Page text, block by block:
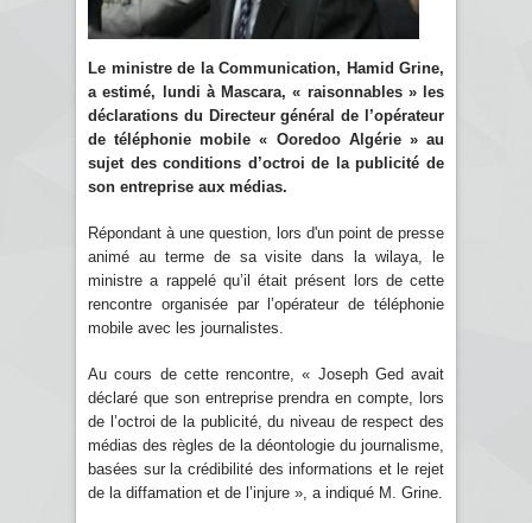
Le ministre de la Communication, Hamid Grine,
a estimé, lundi à Mascara, « raisonnables » les
déclarations du Directeur général de l’opérateur
de téléphonie mobile « Ooredoo Algérie » au
sujet des conditions d’octroi de la publicité de
son entreprise aux médias.
Répondant à une question, lors d'un point de presse
animé au terme de sa visite dans la wilaya, le
ministre a rappelé qu’il était présent lors de cette
rencontre organisée par l’opérateur de téléphonie
mobile avec les journalistes.
Au cours de cette rencontre, « Joseph Ged avait
déclaré que son entreprise prendra en compte, lors
de l’octroi de la publicité, du niveau de respect des
médias des règles de la déontologie du journalisme,
basées sur la crédibilité des informations et le rejet
de la diffamation et de l’injure », a indiqué M. Grine.